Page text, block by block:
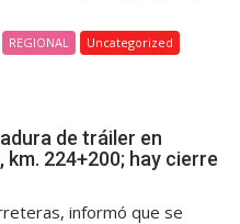
REGIONAL Uncategorized
de tráiler en
224+200; hay cierre
informó que se